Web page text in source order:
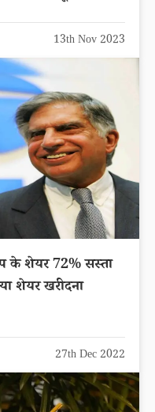
13th Nov 2023
के शेयर 72% सस्ता
शेयर खरीदना
27th Dec 2022